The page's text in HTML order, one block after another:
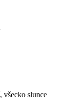
všecko slunce